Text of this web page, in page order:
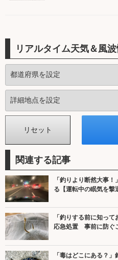
リアルタイム天気＆風
関連する記事
「釣りより断然大事
る【運転中の眠気を撃
「釣りする前に知っ
応急処置 事前に防ぐ
「毒はどこにある？